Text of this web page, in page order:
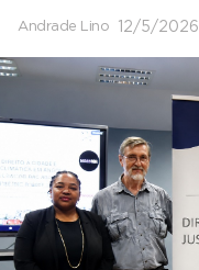
Andrade Lino 12/5/2026